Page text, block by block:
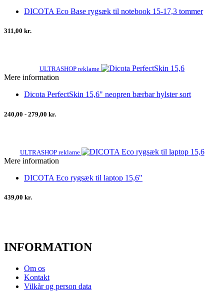
DICOTA Eco Base rygsæk til notebook 15-17,3 tommer
311,00 kr.
ULTRASHOP reklame
Mere information
Dicota PerfectSkin 15,6" neopren bærbar hylster sort
240,00 - 279,00 kr.
ULTRASHOP reklame
Mere information
DICOTA Eco rygsæk til laptop 15,6"
439,00 kr.
INFORMATION
Om os
Kontakt
Vilkår og person data